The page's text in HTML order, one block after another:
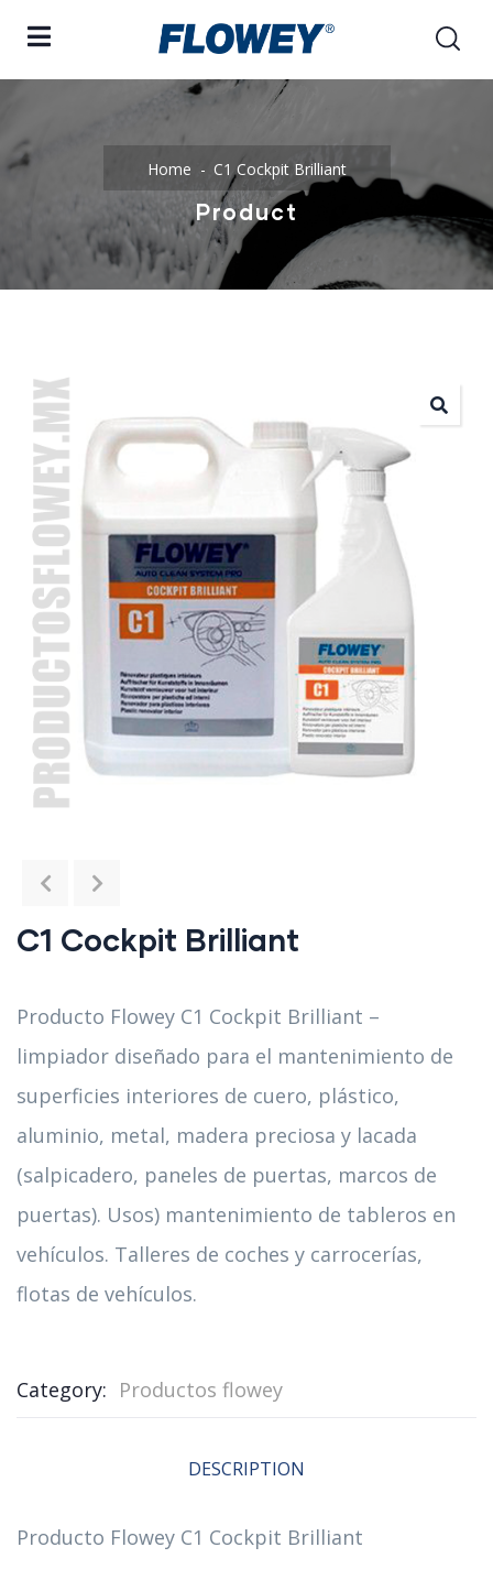
Home C1 Cockpit Brilliant
Product
C1 Cockpit Brilliant
Producto Flowey C1 Cockpit Brilliant –
limpiador diseñado para el mantenimiento de
superficies interiores de cuero, plástico,
aluminio, metal, madera preciosa y lacada
(salpicadero, paneles de puertas, marcos de
puertas). Usos) mantenimiento de tableros en
vehículos. Talleres de coches y carrocerías,
flotas de vehículos.
Category: Productos flowey
DESCRIPTION
Producto Flowey C1 Cockpit Brilliant